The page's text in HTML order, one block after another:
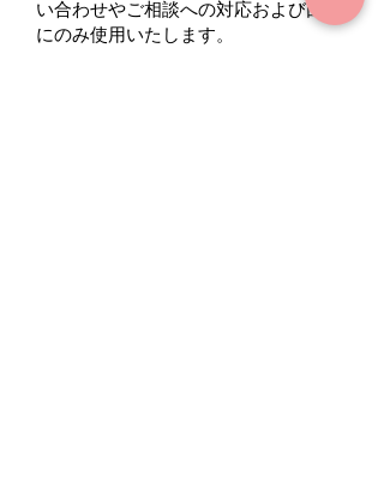
い合わせやご相談への対応および回答
にのみ使用いたします。